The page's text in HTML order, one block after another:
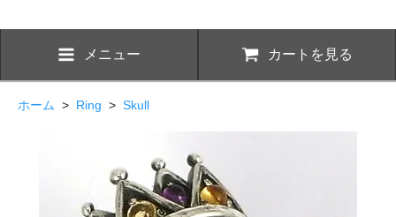
メニュー カートを見る
ホーム > Ring > Skull